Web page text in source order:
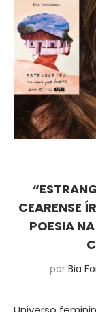
CEARENSE
POESIA
por Bia